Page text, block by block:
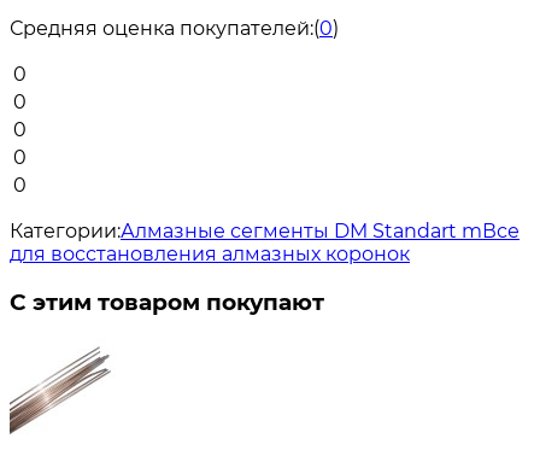
Средняя оценка покупателей:(0)
0
0
0
0
0
Категории:Алмазные сегменты DM Standart mВсе
для восстановления алмазных коронок
С этим товаром покупают